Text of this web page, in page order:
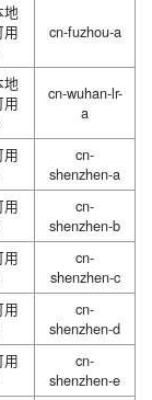
地
用
cn-fuzhou-a
地
用
cn-wuhan-lr-
a
用
cn-
shenzhen-a
用
cn-
shenzhen-b
用
cn-
shenzhen-c
用
cn-
shenzhen-d
用
cn-
shenzhen-e